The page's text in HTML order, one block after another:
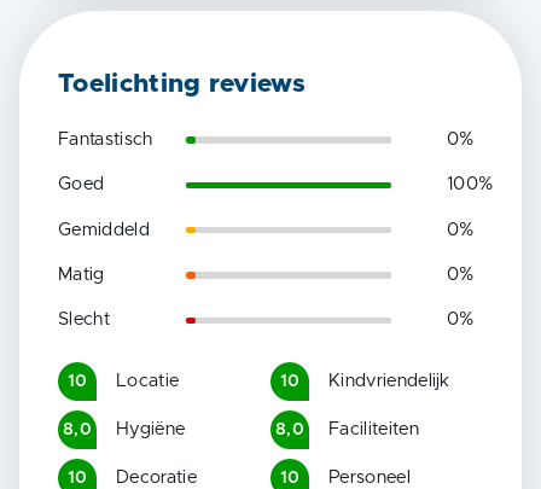
Toelichting reviews
Fantastisch 0%
Goed 100%
Gemiddeld 0%
Matig 0%
Slecht 0%
10 Locatie 10 Kindvriendelijk
8,0 Hygiëne 8,0 Faciliteiten
10 Decoratie 10 Personeel